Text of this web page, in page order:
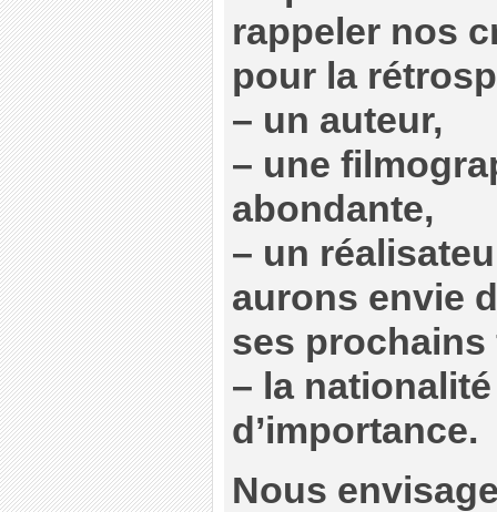
rappeler nos
pour la
– un auteur,
– une
abondante,
– un
aurons envie
ses prochains
– la
d’importance.
Nous